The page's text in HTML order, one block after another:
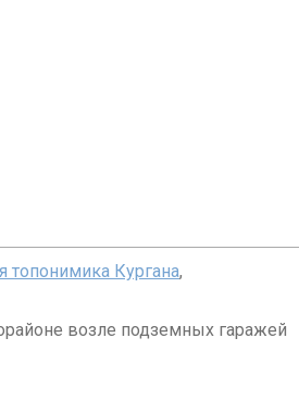
топонимика Кургана,
возле подземных гаражей